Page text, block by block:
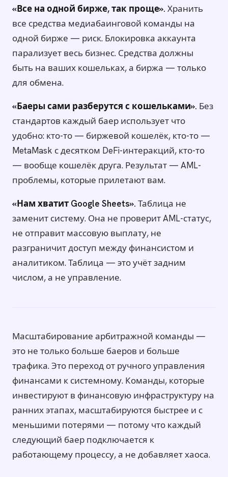
«Все на одной бирже, так проще». Хранить
все средства медиабаинговой команды на
одной бирже — риск. Блокировка аккаунта
парализует весь бизнес. Средства должны
быть на ваших кошельках, а биржа — только
для обмена.
«Баеры сами разберутся с кошельками». Без
стандартов каждый баер использует что
удобно: кто-то — биржевой кошелёк, кто-то —
MetaMask с десятком DeFi-интеракций, кто-то
— вообще кошелёк друга. Результат — AML-
проблемы, которые прилетают вам.
«Нам хватит Google Sheets». Таблица не
заменит систему. Она не проверит AML-статус,
не отправит массовую выплату, не
разграничит доступ между финансистом и
аналитиком. Таблица — это учёт задним
числом, а не управление.
Масштабирование арбитражной команды —
это не только больше баеров и больше
трафика. Это переход от ручного управления
финансами к системному. Команды, которые
инвестируют в финансовую инфраструктуру на
ранних этапах, масштабируются быстрее и с
меньшими потерями — потому что каждый
следующий баер подключается к
работающему процессу, а не добавляет хаоса.